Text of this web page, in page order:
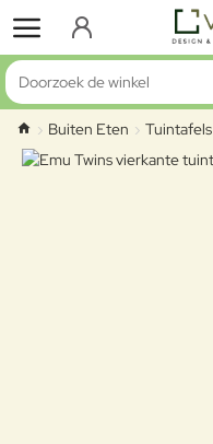
Doorzoek de winkel
home
Buiten Eten Tuintafels